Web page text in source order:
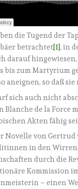
die Tugend der
betrachtet[1], in
darauf
bis zum Martyrium
aneignen, so daß
sich auch nicht
Blanche de la Force
Akten fähig
Novelle von Gertrud
in den Wirren
durch die
Kommission
– einen